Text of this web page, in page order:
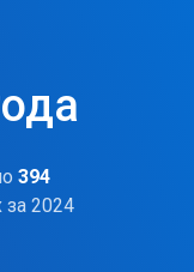
394
за 2024